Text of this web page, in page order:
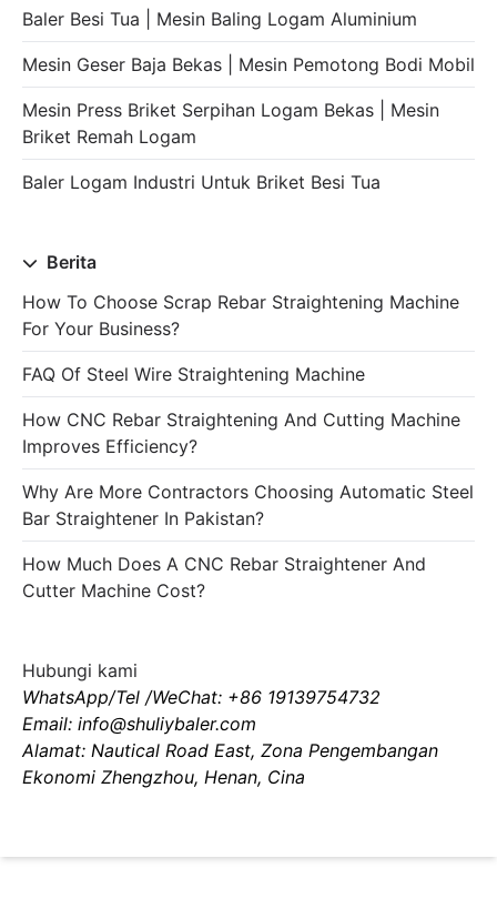
Baler Besi Tua | Mesin Baling Logam Aluminium
Mesin Geser Baja Bekas | Mesin Pemotong Bodi Mobil
Mesin Press Briket Serpihan Logam Bekas | Mesin
Briket Remah Logam
Baler Logam Industri Untuk Briket Besi Tua
Berita
How To Choose Scrap Rebar Straightening Machine
For Your Business?
FAQ Of Steel Wire Straightening Machine
How CNC Rebar Straightening And Cutting Machine
Improves Efficiency?
Why Are More Contractors Choosing Automatic Steel
Bar Straightener In Pakistan?
How Much Does A CNC Rebar Straightener And
Cutter Machine Cost?
Hubungi kami
WhatsApp/Tel /WeChat: +86 19139754732
Email: info@shuliybaler.com
Alamat: Nautical Road East, Zona Pengembangan
Ekonomi Zhengzhou, Henan, Cina